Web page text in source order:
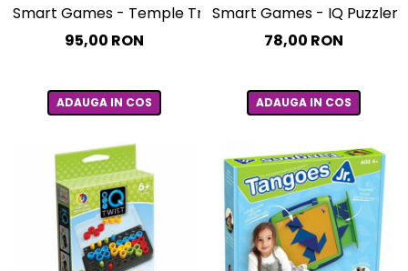
Smart Games - Temple Trap, joc de logica cu 60 de
95,00 RON
ADAUGA IN COS
Smart Games - IQ Puzzler
78,00 RON
ADAUGA IN COS